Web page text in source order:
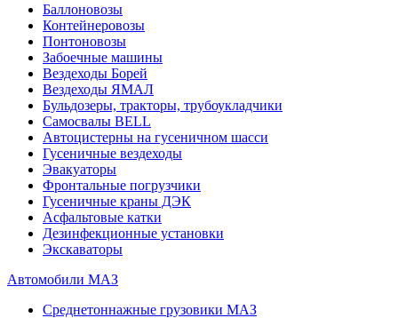
Баллоновозы
Контейнеровозы
Понтоновозы
Забоечные машины
Вездеходы Борей
Вездеходы ЯМАЛ
Бульдозеры, тракторы, трубоукладчики
Самосвалы BELL
Автоцистерны на гусеничном шасси
Гусеничные вездеходы
Эвакуаторы
Фронтальные погрузчики
Гусеничные краны ДЭК
Асфальтовые катки
Дезинфекционные установки
Экскаваторы
Автомобили МАЗ
Среднетоннажные грузовики МАЗ